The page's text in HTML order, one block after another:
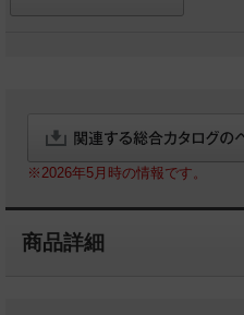
※2026年5月時の情報です。
商品詳細